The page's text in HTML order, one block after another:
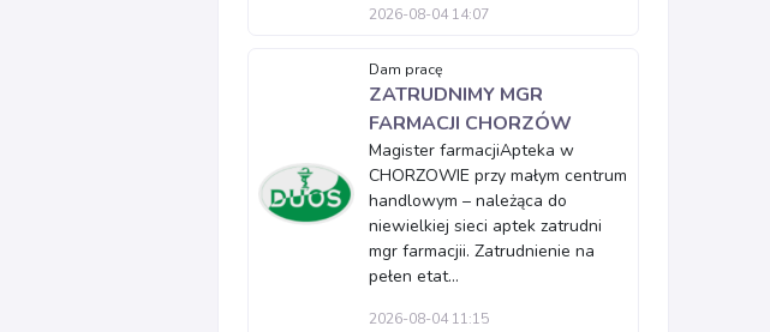
2026-08-04 14:07
Dam pracę
ZATRUDNIMY MGR
FARMACJI CHORZÓW
Magister farmacjiApteka w
CHORZOWIE przy małym centrum
handlowym – należąca do
niewielkiej sieci aptek zatrudni
mgr farmacjii. Zatrudnienie na
pełen etat...
2026-08-04 11:15